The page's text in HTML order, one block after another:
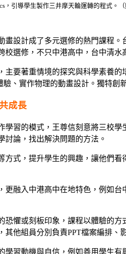
，引導學生製作三井摩天輪運轉的程式。（
畫設計成了多元選修的熱門課程
校選修，不只中港高中，台中清水
主要著重情境的探究與科學素養
驗、實作物理的動畫設計。獨特
成長
學習的模式，王尊信刻意將三校
討論，找出解決問題的方法。
方式，提升學生的興趣，讓他們
更融入中港高中在地特色，例如
恐懼或刻板印象，課程以體驗的
其他組員分別負責PPT檔案編排、
學習動機與自信，例如善用學生